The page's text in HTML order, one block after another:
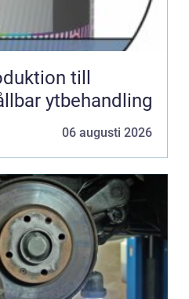
till
ytbehandling
06 augusti 2026